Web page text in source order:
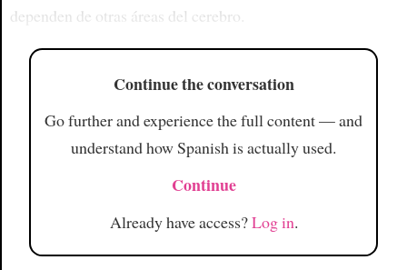
dependen de otras áreas del cerebro.
Continue the conversation
Go further and experience the full content — and
understand how Spanish is actually used.
Continue
Already have access?Log in.